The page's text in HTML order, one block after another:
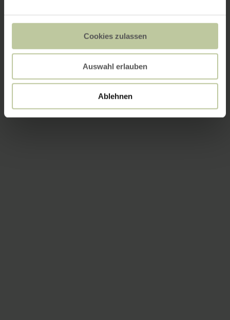
Cookies zulassen
Auswahl erlauben
Ablehnen